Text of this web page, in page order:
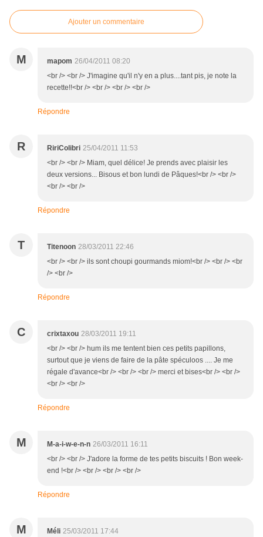
Ajouter un commentaire
M mapom 26/04/2011 08:20
<br /> <br /> J'imagine qu'il n'y en a plus....tant pis, je note la
recette!!<br /> <br /> <br /> <br />
Répondre
R RiriColibri 25/04/2011 11:53
<br /> <br /> Miam, quel délice! Je prends avec plaisir les
deux versions... Bisous et bon lundi de Pâques!<br /> <br />
<br /> <br />
Répondre
T Titenoon 28/03/2011 22:46
<br /> <br /> ils sont choupi gourmands miom!<br /> <br /> <br
/> <br />
Répondre
C crixtaxou 28/03/2011 19:11
<br /> <br /> hum ils me tentent bien ces petits papillons,
surtout que je viens de faire de la pâte spéculoos .... Je me
régale d'avance<br /> <br /> <br /> merci et bises<br /> <br />
<br /> <br />
Répondre
M M-a-i-w-e-n-n 26/03/2011 16:11
<br /> <br /> J'adore la forme de tes petits biscuits ! Bon week-
end !<br /> <br /> <br /> <br />
Répondre
M Méli 25/03/2011 17:44